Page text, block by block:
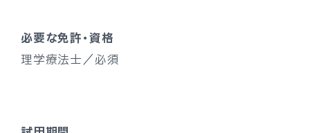
必要な免許・資格
理学療法士／必須